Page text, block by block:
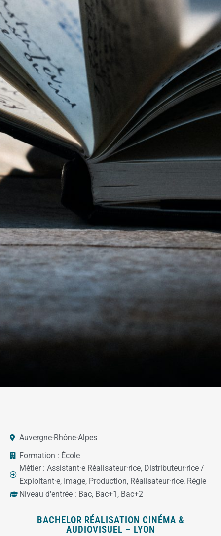
Auvergne-Rhône-Alpes
Formation : École
Métier : Assistant·e Réalisateur·rice, Distributeur·rice /
Exploitant·e, Image, Production, Réalisateur·rice, Régie
Niveau d'entrée : Bac, Bac+1 , Bac+2
BACHELOR RÉALISATION CINÉMA &
AUDIOVISUEL – LYON